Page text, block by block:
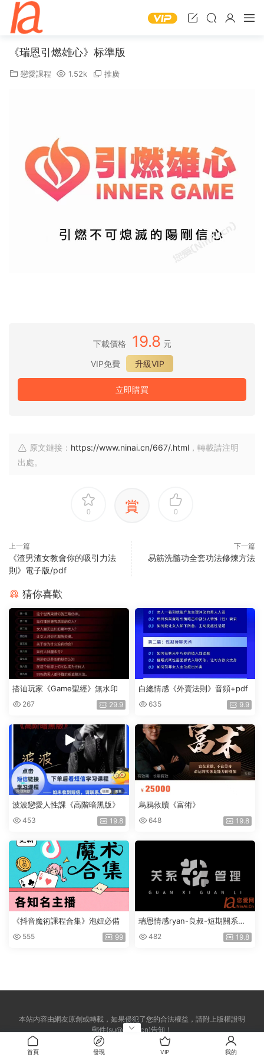
《瑞恩引燃雄心》标準版
戀愛課程 1.52k 推廣
下載價格 19.8 元
VIP免費
升級VIP
立即購買
原文鏈接： https://www.ninai.cn/667/.html ，轉載請注明
出處。
0 賞 0
上一篇
《渣男渣女教會你的吸引力法
則》電子版/pdf
下一篇
易筋洗髓功全套功法修煉方法
猜你喜歡
搭讪玩家《Game聖經》無水印
267 29.9
白總情感《外賣法則》音頻+pdf
635 9.9
波波戀愛人性課《高階暗黑版》
453 19.8
烏鴉救贖《富術》
648 19.8
《抖音魔術課程合集》泡妞必備
555 99
瑞恩情感ryan-良叔-短期關系管
理 482 19.8
本站内容由網友原創或轉載，如果侵犯了您的合法權益，請附上版權證明
郵件(su@ninai.cn)告知！
首頁 發現 VIP 我的